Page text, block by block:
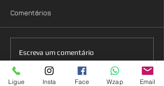
Painel Backdrop Eventos
Comentários
Escreva um comentário
Ligue Insta Face Wzap Email